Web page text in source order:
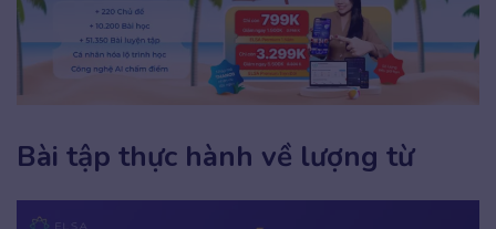
Bài tập thực hành về lượng từ